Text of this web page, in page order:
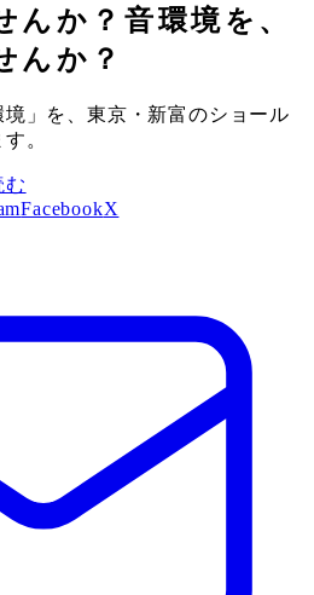
んか？音環境を、
んか？
」を、東京・新富のショール
。
む
FacebookX